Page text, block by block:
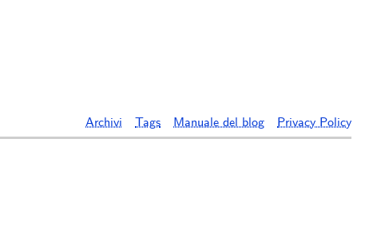
Archivi Tags Manuale del blog Privacy Policy